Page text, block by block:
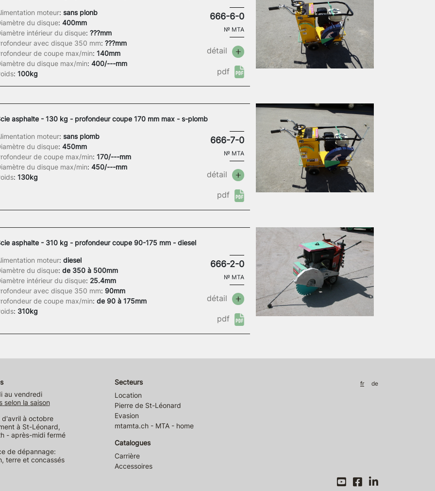
moteur: sans plonb
du disque: 400mm
intérieur du disque: ???mm
avec disque 350 mm: ???mm
de coupe max/min: 140mm
du disque max/min: 400/---mm
: 100kg
666-6-0
№ MTA
détail
pdf
asphalte - 130 kg - profondeur coupe 170 mm max - s-plomb
moteur: sans plomb
du disque: 450mm
de coupe max/min: 170/---mm
du disque max/min: 450/---mm
: 130kg
666-7-0
№ MTA
détail
pdf
asphalte - 310 kg - profondeur coupe 90-175 mm - diesel
moteur: diesel
du disque: de 350 à 500mm
intérieur du disque: 25.4mm
avec disque 350 mm: 90mm
de coupe max/min: de 90 à 175mm
: 310kg
666-2-0
№ MTA
détail
pdf
au vendredi
selon la saison
d'avril à octobre
à St-Léonard,
- après-midi fermé
de dépannage:
terre et concassés
Secteurs
Location
Pierre de St-Léonard
Evasion
mtamta.ch - MTA - home
Catalogues
Carrière
Accessoires
fr de